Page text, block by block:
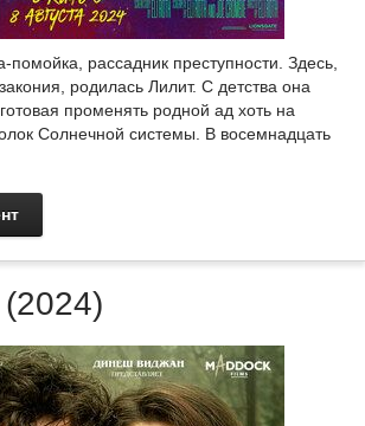
рассадник преступности. Здесь,
родилась Лилит. С детства она
променять родной ад хоть на
Солнечной системы. В восемнадцать